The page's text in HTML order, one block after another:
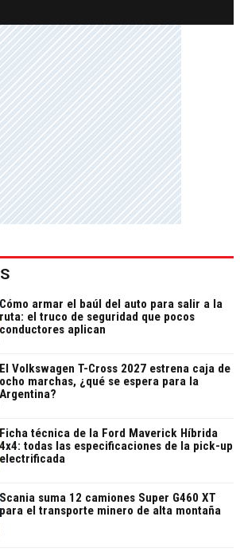
Cómo armar el baúl del auto para salir a la
ruta: el truco de seguridad que pocos
conductores aplican
El Volkswagen T-Cross 2027 estrena caja de
ocho marchas, ¿qué se espera para la
Argentina?
Ficha técnica de la Ford Maverick Híbrida
4x4: todas las especificaciones de la pick-up
electrificada
Scania suma 12 camiones Super G460 XT
para el transporte minero de alta montaña